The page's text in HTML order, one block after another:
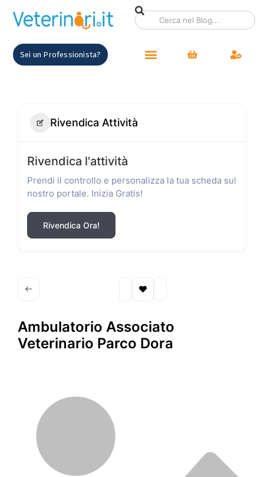
Sei un Professionista?
Rivendica Attività
Rivendica l'attività
Prendi il controllo e personalizza la tua scheda sul
nostro portale. Inizia Gratis!
Rivendica Ora!
Ambulatorio Associato
Veterinario Parco Dora